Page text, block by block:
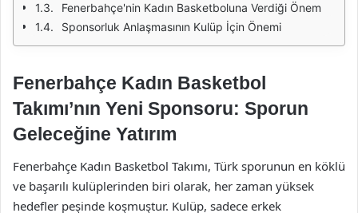
Fenerbahçe'nin Kadın Basketboluna Verdiği Önem
Sponsorluk Anlaşmasının Kulüp İçin Önemi
Fenerbahçe Kadın Basketbol
Takımı’nın Yeni Sponsoru: Sporun
Geleceğine Yatırım
Fenerbahçe Kadın Basketbol Takımı, Türk sporunun en köklü
ve başarılı kulüplerinden biri olarak, her zaman yüksek
hedefler peşinde koşmuştur. Kulüp, sadece erkek